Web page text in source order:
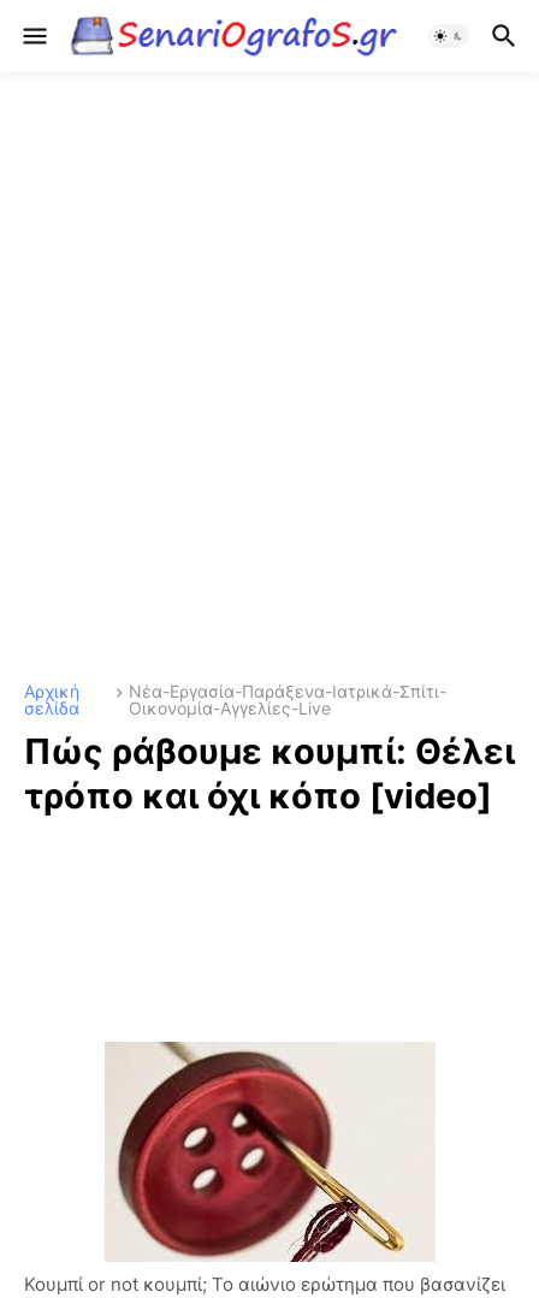
Αρχική
σελίδα
Νέα-Εργασία-Παράξενα-Ιατρικά-Σπίτι-
Οικονομία-Αγγελίες-Live
Πώς ράβουμε κουμπί: Θέλει
τρόπο και όχι κόπο [video]
Κουμπί or not κουμπί; Το αιώνιο ερώτημα που βασανίζει